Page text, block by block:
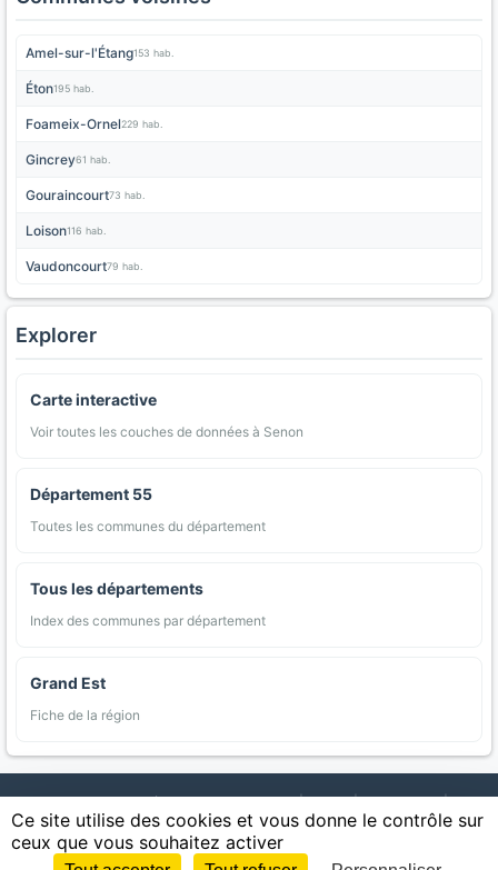
Amel-sur-l'Étang153 hab.
Éton195 hab.
Foameix-Ornel229 hab.
Gincrey61 hab.
Gouraincourt73 hab.
Loison116 hab.
Vaudoncourt79 hab.
Explorer
Carte interactive
Voir toutes les couches de données à Senon
Département 55
Toutes les communes du département
Tous les départements
Index des communes par département
Grand Est
Fiche de la région
AgriMap — Données agricoles ouvertes | Carte | Communes |
Appellations | Regions | Cultures | Zones protégées | Forets |
Littoral | Espaces naturels | Statistiques
| Confidentialite | CGU | CGV Cookies
Ce site utilise des cookies et vous donne le contrôle sur
ceux que vous souhaitez activer